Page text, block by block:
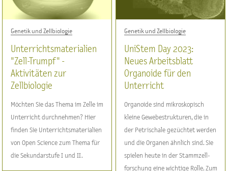
Genetik und Zellbiologie
Unterrichtsmaterialien
"Zell-Trumpf" -
Aktivitäten zur
Zellbiologie
Möchten Sie das Thema im Zelle im
Unterricht durchnehmen? Hier
finden Sie Unterrichtsmaterialien
von Open Science zum Thema für
die Sekundarstufe I und II.
Genetik und Zellbiologie
UniStem Day 2023:
Neues Arbeitsblatt
Organoide für den
Unterricht
Organoide sind mikroskopisch
kleine Gewebestrukturen, die in
der Petrischale gezüchtet werden
und die Organen ähnlich sind. Sie
spielen heute in der Stammzell-
forschung eine wichtige Rolle. Zum